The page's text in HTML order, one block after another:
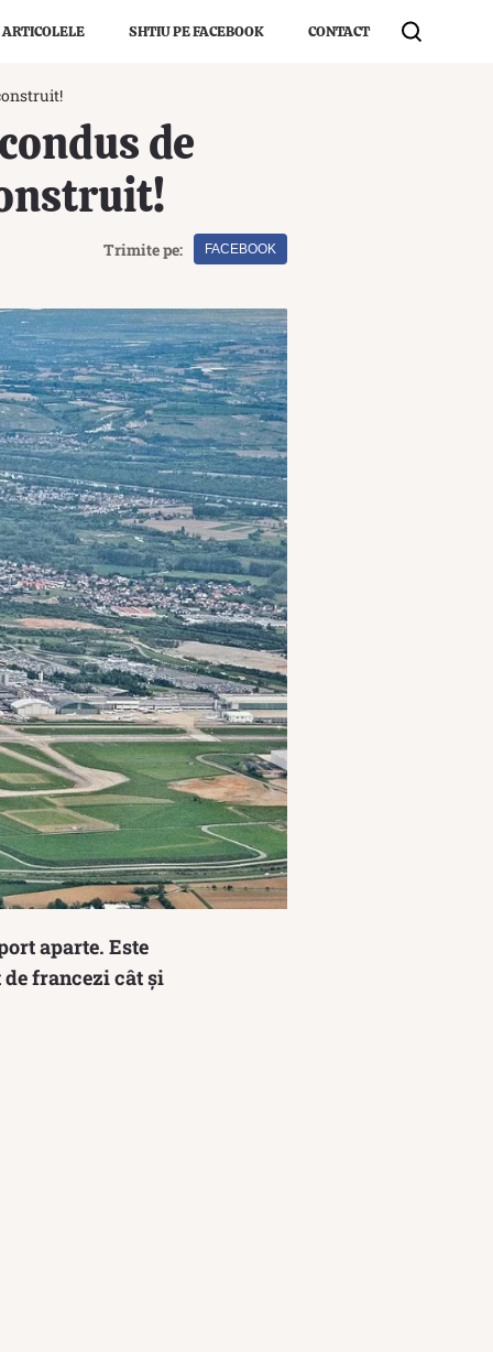
SHTIU PE FACEBOOK CONTACT
de
Trimite pe: FACEBOOK
aparte. Este
francezi cât și